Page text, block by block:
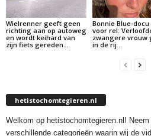
Wielrenner geeft geen
richting aan op autoweg
en wordt keihard van
zijn fiets gereden…
Bonnie Blue-
voor rel:
zwangere vrouw
in de rij…
hetistochomtegieren.nl
Welkom op hetistochomtegieren.nl!
verschillende categorieën waarin wij de